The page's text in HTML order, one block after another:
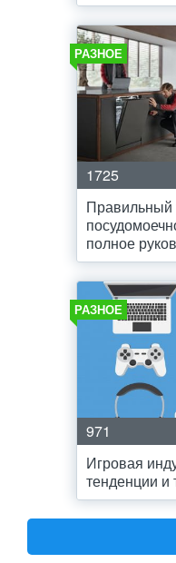
РАЗНОЕ
1725
Правильный
полное
РАЗНОЕ
971
Игровая
тенденции и